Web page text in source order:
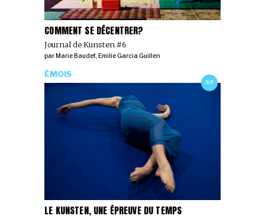
COMMENT SE DÉCENTRER?
Journal de Kunsten #6
parMarie Baudet,Emilie Garcia Guillen
5/7
LE KUNSTEN, UNE ÉPREUVE DU TEMPS
ÉMOIS